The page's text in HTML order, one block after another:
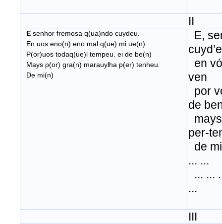
II
E senhor fremosa q(ua)ndo cuydeu.
En uos eno(n) eno mal q(ue) mi ue(n)
P(or)uos todaq(ue)l tempeu. ei de be(n)
Mays p(or) gra(n) marauylha p(er) tenheu.
De mi(n)
E,
en
ven
por
de
per-
de
... ...
... ...
...
III